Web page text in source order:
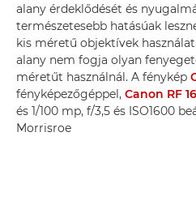
alany érdeklődését és
természetesebb hatásúak
kis méretű objektívek
alany nem fogja olyan
méretűt használnál. A fénykép
fényképezőgéppel, Canon RF
és 1/100 mp, f/3,5 és ISO1600
Morrisroe